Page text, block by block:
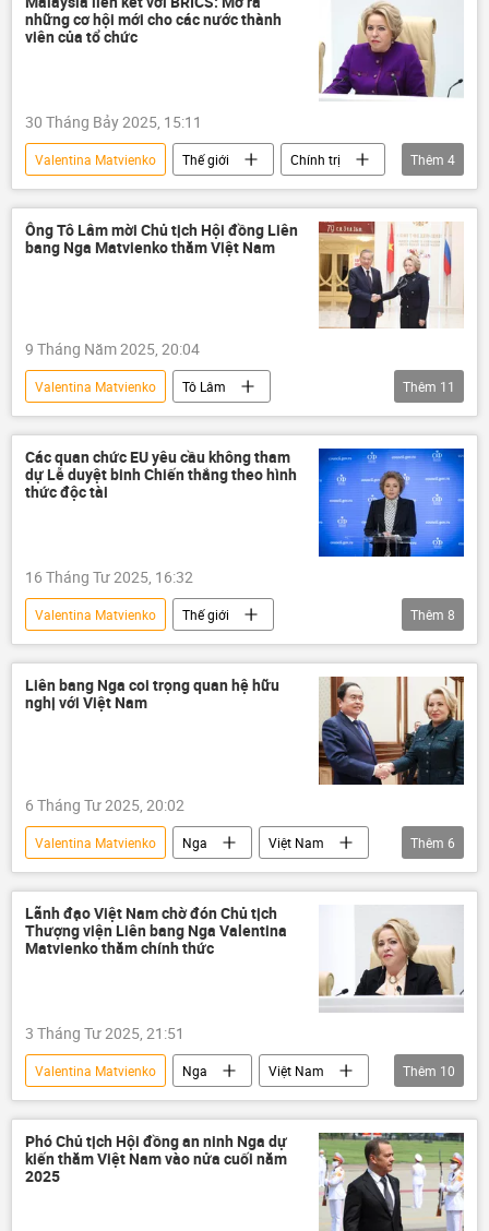
Thế giới
Ukraina
những cơ hội mới cho các nước thành
viên của tổ chức
30 Tháng Bảy 2025, 15:11
Valentina Matvienko Thế giới
Chính trị
Kinh tế
BRICS
Malaysia
Nga
Thêm 4
Ông Tô Lâm mời Chủ tịch Hội đồng Liên
bang Nga Matvienko thăm Việt Nam
9 Tháng Năm 2025, 20:04
Valentina Matvienko
Tô Lâm
Chuyến thăm của Tổng Bí thư Tô Lâm tới Mátxcơva
Nga
Hội đồng Liên bang Nga
thông tin
Thế giới
Chính trị
hợp tác
Thêm 11
Các quan chức EU yêu cầu không tham
dự Lễ duyệt binh Chiến thắng theo hình
thức độc tài
16 Tháng Tư 2025, 16:32
Valentina Matvienko
Thế giới
Kỷ niệm 80 năm Chiến thắng trong Chiến tranh Vệ quốc vĩ đại
Nga
Hội đồng Liên bang Nga
Châu Âu
ngày kỷ niệm Chiến thắng
Thêm 8
Liên bang Nga coi trọng quan hệ hữu
nghị với Việt Nam
6 Tháng Tư 2025, 20:02
Valentina Matvienko Nga
Việt Nam
Hợp tác Nga-Việt
Chính trị
Thế giới
Trần Thanh Mẫn
Hội đồng Liên bang Nga
Quốc hội
Thêm 6
Lãnh đạo Việt Nam chờ đón Chủ tịch
Thượng viện Liên bang Nga Valentina
Matvienko thăm chính thức
3 Tháng Tư 2025, 21:51
Valentina Matvienko Nga
Việt Nam
Chính trị
Bùi Thanh Sơn
Bộ Ngoại giao Việt Nam
Thế giới
Hợp tác Nga-Việt
thông tin
Chuyến thăm của Bộ trưởng Ngoại giao Việt Nam Bùi Thanh Sơn tới Nga
Thêm 10
Phó Chủ tịch Hội đồng an ninh Nga dự
kiến thăm Việt Nam vào nửa cuối năm
2025